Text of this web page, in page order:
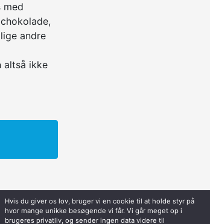
med
andre
altså ikke
Hvis du giver os lov, bruger vi en cookie til at holde styr på
hvor mange unikke besøgende vi får. Vi går meget op i
brugeres privatliv, og sender ingen data videre til